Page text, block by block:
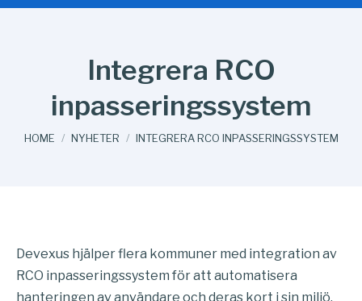
Integrera RCO
inpasseringssystem
You are here:
HOME NYHETER INTEGRERA RCO INPASSERINGSSYSTEM
Devexus hjälper flera kommuner med integration av
RCO inpasseringssystem för att automatisera
hanteringen av användare och deras kort i sin miljö.